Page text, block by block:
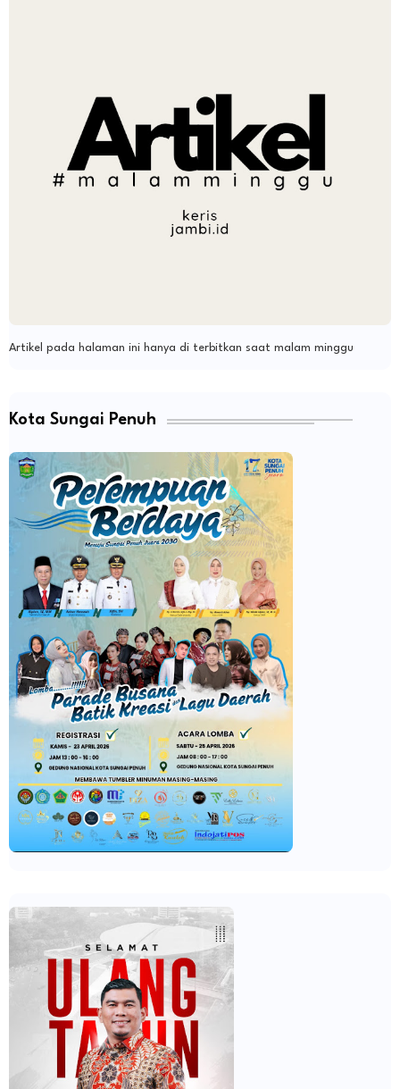
Artikel pada halaman ini hanya di terbitkan saat malam minggu
Kota Sungai Penuh